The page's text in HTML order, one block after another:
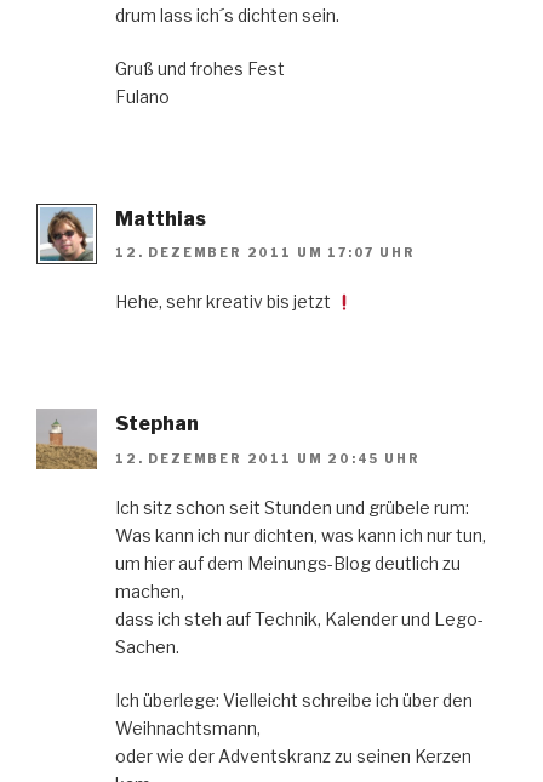
drum lass ich´s dichten sein.
Gruß und frohes Fest
Fulano
Matthias
12. DEZEMBER 2011 UM 17:07 UHR
Hehe, sehr kreativ bis jetzt
Stephan
12. DEZEMBER 2011 UM 20:45 UHR
Ich sitz schon seit Stunden und grübele rum:
Was kann ich nur dichten, was kann ich nur tun,
um hier auf dem Meinungs-Blog deutlich zu
machen,
dass ich steh auf Technik, Kalender und Lego-
Sachen.
Ich überlege: Vielleicht schreibe ich über den
Weihnachtsmann,
oder wie der Adventskranz zu seinen Kerzen